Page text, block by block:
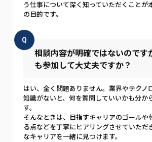
う仕事について深く知っていただくことが
の目的です。
Q
相談内容が明確ではないのです
も参加して大丈夫ですか？
はい、全く問題ありません。業界やテクノ
知識がないと、何を質問していいかも分か
す。
そんなときは、目指すキャリアのゴールや
る点などを丁寧にヒアリングさせていただ
なキャリアを一緒に見つけます。